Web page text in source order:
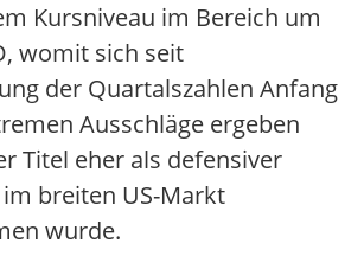
Kursniveau im Bereich um
womit sich seit
der Quartalszahlen Anfang
Ausschläge ergeben
Titel eher als defensiver
breiten US-Markt
wurde.